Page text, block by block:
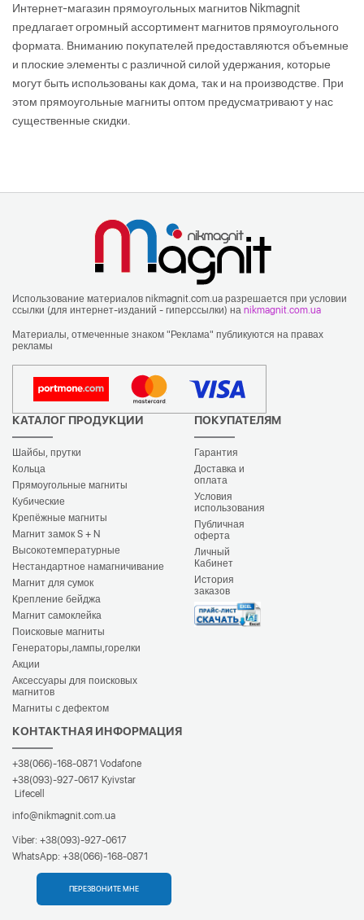
Интернет-магазин прямоугольных магнитов Nikmagnit
предлагает огромный ассортимент магнитов прямоугольного
формата. Вниманию покупателей предоставляются объемные
и плоские элементы с различной силой удержания, которые
могут быть использованы как дома, так и на производстве. При
этом прямоугольные магниты оптом предусматривают у нас
существенные скидки.
Использование материалов nikmagnit.com.ua разрешается при условии
ссылки (для интернет-изданий - гиперссылки) на nikmagnit.com.ua
Материалы, отмеченные знаком "Реклама" публикуются на правах
рекламы
КАТАЛОГ ПРОДУКЦИИ
Шайбы, прутки
Кольца
Прямоугольные магниты
Кубические
Крепёжные магниты
Магнит замок S + N
Высокотемпературные
Нестандартное намагничивание
Магнит для сумок
Крепление бейджа
Магнит самоклейка
Поисковые магниты
Генераторы,лампы,горелки
Акции
Аксессуары для поисковых
магнитов
Магниты с дефектом
ПОКУПАТЕЛЯМ
Гарантия
Доставка и
оплата
Условия
использования
Публичная
оферта
Личный
Кабинет
История
заказов
КОНТАКТНАЯ ИНФОРМАЦИЯ
+38(066)-168-0871 Vodafone
+38(093)-927-0617 Kyivstar
Lifecell
info@nikmagnit.com.ua
Viber: +38(093)-927-0617
WhatsApp: +38(066)-168-0871
ПЕРЕЗВОНИТЕ МНЕ